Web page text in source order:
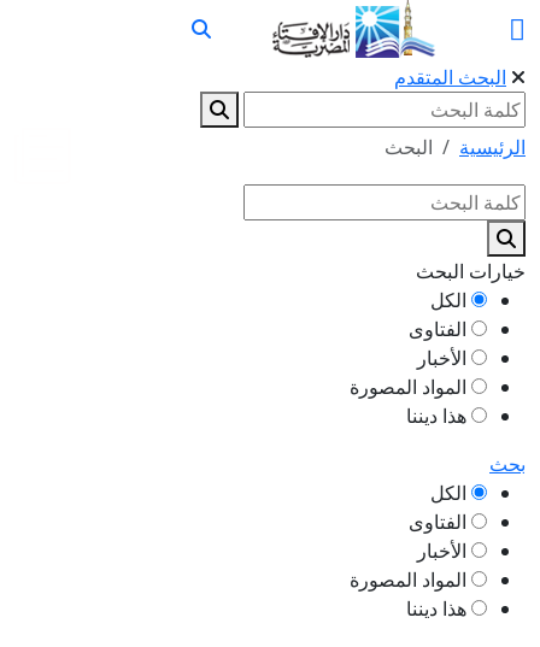
البحث المتقدم
الرئيسية البحث
خيارات البحث
الكل
الفتاوى
الأخبار
المواد المصورة
هذا ديننا
بحث
الكل
الفتاوى
الأخبار
المواد المصورة
هذا ديننا